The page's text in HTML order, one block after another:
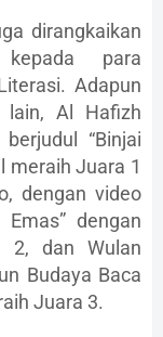
dirangkaikan
para
Adapun
lain, Al Hafizh
“Binjai
meraih Juara 1
dengan video
dengan
2, dan Wulan
Budaya Baca
Juara 3.